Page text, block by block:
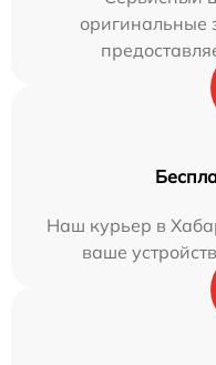
оригинальные
Наш курьер в
ваше